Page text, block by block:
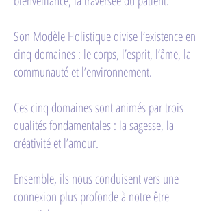
Son Modèle Holistique divise l’existence en
cinq domaines : le corps, l’esprit, l’âme, la
communauté et l’environnement.
Ces cinq domaines sont animés par trois
qualités fondamentales : la sagesse, la
créativité et l’amour.
Ensemble, ils nous conduisent vers une
connexion plus profonde à notre être